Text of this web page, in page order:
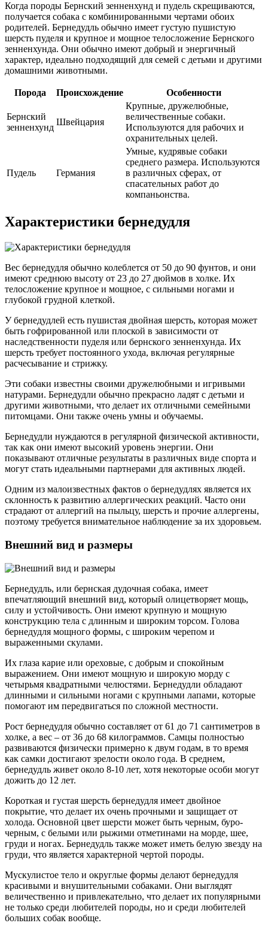
Когда породы Бернский зенненхунд и пудель скрещиваются,
получается собака с комбинированными чертами обоих
родителей. Бернедудль обычно имеет густую пушистую
шерсть пуделя и крупное и мощное телосложение Бернского
зенненхунда. Они обычно имеют добрый и энергичный
характер, идеально подходящий для семей с детьми и другими
домашними животными.
Порода Происхождение Особенности
Бернский
зенненхунд
Швейцария
Крупные, дружелюбные,
величественные собаки.
Используются для рабочих и
охранительных целей.
Пудель Германия
Умные, кудрявые собаки
среднего размера. Используются
в различных сферах, от
спасательных работ до
компаньонства.
Характеристики бернедудля
Вес бернедудля обычно колеблется от 50 до 90 фунтов, и они
имеют среднюю высоту от 23 до 27 дюймов в холке. Их
телосложение крупное и мощное, с сильными ногами и
глубокой грудной клеткой.
У бернедудлей есть пушистая двойная шерсть, которая может
быть гофрированной или плоской в зависимости от
наследственности пуделя или бернского зенненхунда. Их
шерсть требует постоянного ухода, включая регулярные
расчесывание и стрижку.
Эти собаки известны своими дружелюбными и игривыми
натурами. Бернедудли обычно прекрасно ладят с детьми и
другими животными, что делает их отличными семейными
питомцами. Они также очень умны и обучаемы.
Бернедудли нуждаются в регулярной физической активности,
так как они имеют высокий уровень энергии. Они
показывают отличные результаты в различных виде спорта и
могут стать идеальными партнерами для активных людей.
Одним из малоизвестных фактов о бернедудлях является их
склонность к развитию аллергических реакций. Часто они
страдают от аллергий на пыльцу, шерсть и прочие аллергены,
поэтому требуется внимательное наблюдение за их здоровьем.
Внешний вид и размеры
Бернедудль, или бернская дудочная собака, имеет
впечатляющий внешний вид, который олицетворяет мощь,
силу и устойчивость. Они имеют крупную и мощную
конструкцию тела с длинным и широким торсом. Голова
бернедудля мощного формы, с широким черепом и
выраженными скулами.
Их глаза карие или ореховые, с добрым и спокойным
выражением. Они имеют мощную и широкую морду с
четырьмя квадратными челюстями. Бернедудли обладают
длинными и сильными ногами с крупными лапами, которые
помогают им передвигаться по сложной местности.
Рост бернедудля обычно составляет от 61 до 71 сантиметров в
холке, а вес – от 36 до 68 килограммов. Самцы полностью
развиваются физически примерно к двум годам, в то время
как самки достигают зрелости около года. В среднем,
бернедудль живет около 8-10 лет, хотя некоторые особи могут
дожить до 12 лет.
Короткая и густая шерсть бернедудля имеет двойное
покрытие, что делает их очень прочными и защищает от
холода. Основной цвет шерсти может быть черным, буро-
черным, с белыми или рыжими отметинами на морде, шее,
груди и ногах. Бернедудль также может иметь белую звезду на
груди, что является характерной чертой породы.
Мускулистое тело и округлые формы делают бернедудля
красивыми и внушительными собаками. Они выглядят
величественно и привлекательно, что делает их популярными
не только среди любителей породы, но и среди любителей
больших собак вообще.